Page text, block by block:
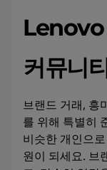
Lenovo
커뮤니
브랜드 거래, 흥
를 위해 특별히
비슷한 개인으
원이 되세요. 브